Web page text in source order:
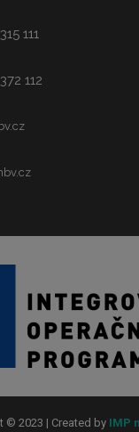
111
112
© 2023 | Created by IMP